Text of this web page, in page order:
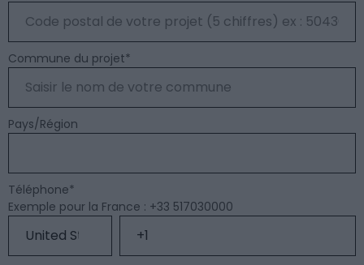
Commune du projet*
Pays/Région
Téléphone*
Exemple pour la France : +33 517030000